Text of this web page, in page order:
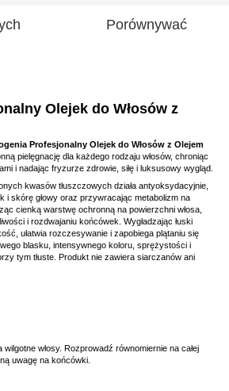
Porównywać
Olejek do Włosów z
Profesjonalny Olejek do Włosów z Olejem
pielęgnację dla każdego rodzaju włosów, chroniąc
i nadając fryzurze zdrowie, siłę i luksusowy wygląd.
kwasów tłuszczowych działa antyoksydacyjnie,
i skórę głowy oraz przywracając metabolizm na
cienką warstwę ochronną na powierzchni włosa,
i rozdwajaniu końcówek. Wygładzając łuski
ułatwia rozczesywanie i zapobiega plątaniu się
blasku, intensywnego koloru, sprężystości i
tym tłuste. Produkt nie zawiera siarczanów ani
wilgotne włosy. Rozprowadź równomiernie na całej
uwagę na końcówki.